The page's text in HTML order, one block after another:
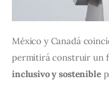
México y Canadá
permitirá construir un
inclusivo y sostenible